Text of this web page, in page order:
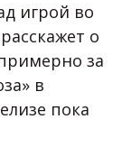
игрой во
о
за
в
пока